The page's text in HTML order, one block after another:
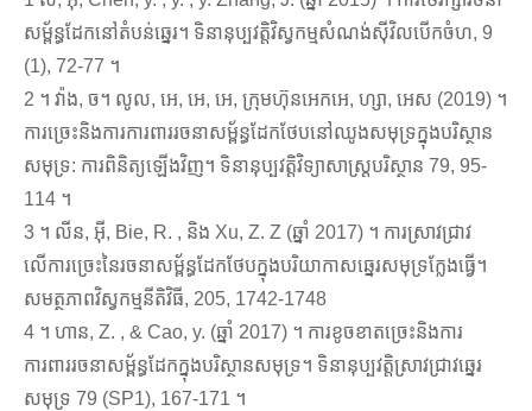
សម្ព័ន្ធដែកនៅតំបន់ឆ្នេរ។ ទិនានុប្បវត្តិវិស្វកម្មសំណង់ស៊ីវិលបើកចំហ, 9
(1), 72-77 ។
2 ។ វ៉ាង, ច។ លូល, អេ, អេ, អេ, ក្រុមហ៊ុនអេកអេ, ហ្សា, អេស (2019) ។
ការច្រេះនិងការការពាររចនាសម្ព័ន្ធដែកថែបនៅឈូងសមុទ្រក្នុងបរិស្ថាន
សមុទ្រ: ការពិនិត្យឡើងវិញ។ ទិនានុប្បវត្តិវិទ្យាសាស្ត្របរិស្ថាន 79, 95-
114 ។
3 ។ លីន, អ៊ី, Bie, R. , និង Xu, Z. Z (ឆ្នាំ 2017) ។ ការស្រាវជ្រាវ
លើការច្រេះនៃរចនាសម្ព័ន្ធដែកថែបក្នុងបរិយាកាសឆ្នេរសមុទ្រក្លែងធ្វើ។
សមត្ថភាពវិស្វកម្មនីតិវិធី, 205, 1742-1748
4 ។ ហាន, Z. , & Cao, y. (ឆ្នាំ 2017) ។ ការខូចខាតច្រេះនិងការ
ការពាររចនាសម្ព័ន្ធដែកក្នុងបរិស្ថានសមុទ្រ។ ទិនានុប្បវត្តិស្រាវជ្រាវឆ្នេរ
សមុទ្រ 79 (SP1), 167-171 ។